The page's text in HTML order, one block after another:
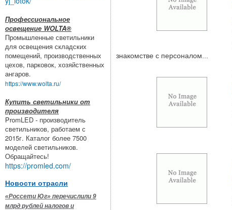
Профессиональное
освещение WOLTA®
Промышленные светильники
для освещения складских
помещений, производственных
цехов, парковок, хозяйственных
ангаров.
https://www.wolta.ru/
Купить светильники от
производителя
PromLED - производитель
светильников, работаем с
2015г. Каталог более 7500
моделей светильников.
Обращайтесь!
https://promled.com/
Новости отрасли
«Россети Юг» перечислили 9
млрд рублей налогов и
знакомстве с персоналом...